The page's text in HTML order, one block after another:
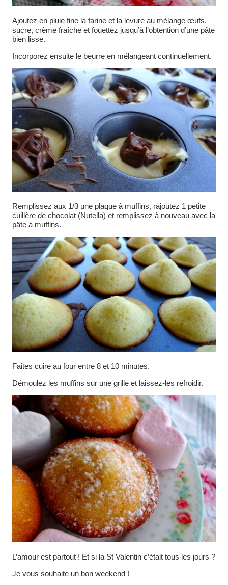
Ajoutez en pluie fine la farine et la levure au mélange œufs,
sucre, crème fraîche et fouettez jusqu’à l’obtention d’une pâte
bien lisse.
Incorporez ensuite le beurre en mélangeant continuellement.
Remplissez aux 1/3 une plaque à muffins, rajoutez 1 petite
cuillère de chocolat (Nutella) et remplissez à nouveau avec la
pâte à muffins.
Faites cuire au four entre 8 et 10 minutes.
Démoulez les muffins sur une grille et laissez-les refroidir.
L’amour est partout ! Et si la St Valentin c’était tous les jours ?
Je vous souhaite un bon weekend !